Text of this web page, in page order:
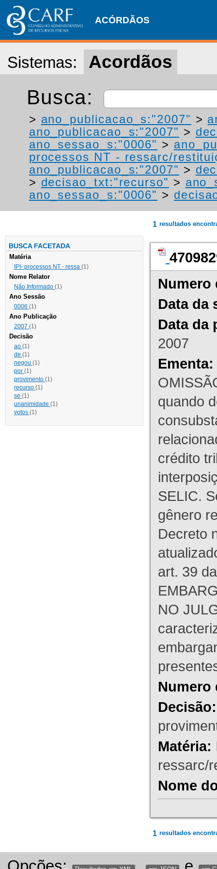
ACÓRDÃOS
Sistemas: Acordãos
Busca:
> ano_publicacao_s:"2007" >
ano_publicacao_s:"2007" >
ano_sessao_s:"0006" >
processos NT - ressarc/
ano_publicacao_s:"2007" >
> decisao_txt:"recurso" >
ano_sessao_s:"0006" >
BUSCA FACETADA
Matéria
IPI- processos NT - ressa (1)
Nome Relator
Não Informado (1)
Ano Sessão
0006 (1)
Ano Publicação
2007 (1)
Decisão
ao (1)
de (1)
negou (1)
por (1)
provimento (1)
recurso (1)
se (1)
unanimidade (1)
votos (1)
1 resultados
Numero
Data da
Data da
2007
Ementa:
quando
crédito
SELIC.
gênero
Decreto
art. 39
NO
Numero
Decisão:
Matéria:
ressarc/
Nome
1 resultados